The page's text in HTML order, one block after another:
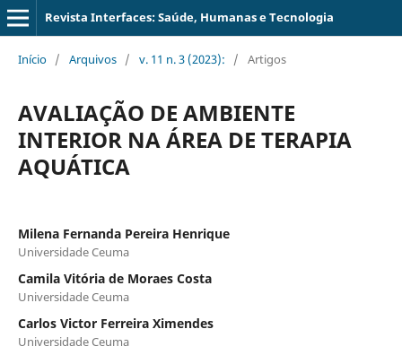
Revista Interfaces: Saúde, Humanas e Tecnologia
Início / Arquivos / v. 11 n. 3 (2023): / Artigos
AVALIAÇÃO DE AMBIENTE
INTERIOR NA ÁREA DE TERAPIA
AQUÁTICA
Milena Fernanda Pereira Henrique
Universidade Ceuma
Camila Vitória de Moraes Costa
Universidade Ceuma
Carlos Victor Ferreira Ximendes
Universidade Ceuma